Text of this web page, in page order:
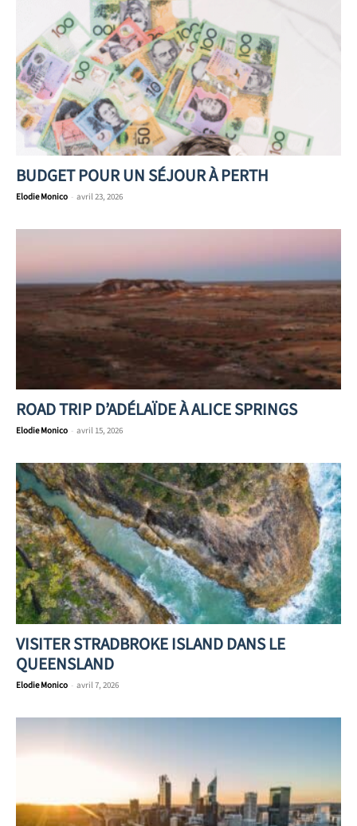
BUDGET POUR UN SÉJOUR À PERTH
Elodie Monico - avril 23, 2026
ROAD TRIP D’ADÉLAÏDE À ALICE SPRINGS
Elodie Monico - avril 15, 2026
VISITER STRADBROKE ISLAND DANS LE
QUEENSLAND
Elodie Monico - avril 7, 2026